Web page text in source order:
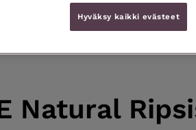
Natural
Hyväksy kaikki evästeet